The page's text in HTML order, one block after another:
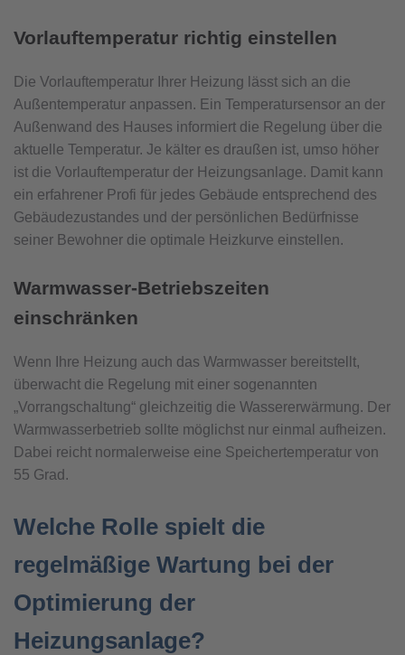
Vorlauftemperatur richtig einstellen
Die Vorlauftemperatur Ihrer Heizung lässt sich an die
Außentemperatur anpassen. Ein Temperatursensor an der
Außenwand des Hauses informiert die Regelung über die
aktuelle Temperatur. Je kälter es draußen ist, umso höher
ist die Vorlauftemperatur der Heizungsanlage. Damit kann
ein erfahrener Profi für jedes Gebäude entsprechend des
Gebäudezustandes und der persönlichen Bedürfnisse
seiner Bewohner die optimale Heizkurve einstellen.
Warmwasser-Betriebszeiten
einschränken
Wenn Ihre Heizung auch das Warmwasser bereitstellt,
überwacht die Regelung mit einer sogenannten
„Vorrangschaltung“ gleichzeitig die Wassererwärmung. Der
Warmwasserbetrieb sollte möglichst nur einmal aufheizen.
Dabei reicht normalerweise eine Speichertemperatur von
55 Grad.
Welche Rolle spielt die
regelmäßige Wartung bei der
Optimierung der
Heizungsanlage?